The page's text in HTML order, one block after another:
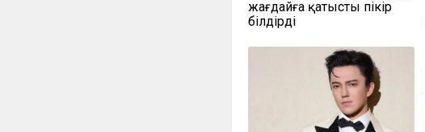
жағдайға қатысты пікір
білдірді